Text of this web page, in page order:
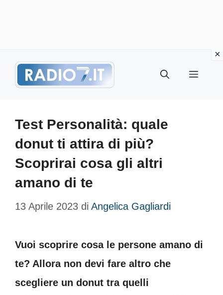
Menu
Test Personalità: quale
donut ti attira di più?
Scoprirai cosa gli altri
amano di te
13 Aprile 2023 di Angelica Gagliardi
Vuoi scoprire cosa le persone amano di
te? Allora non devi fare altro che
scegliere un donut tra quelli